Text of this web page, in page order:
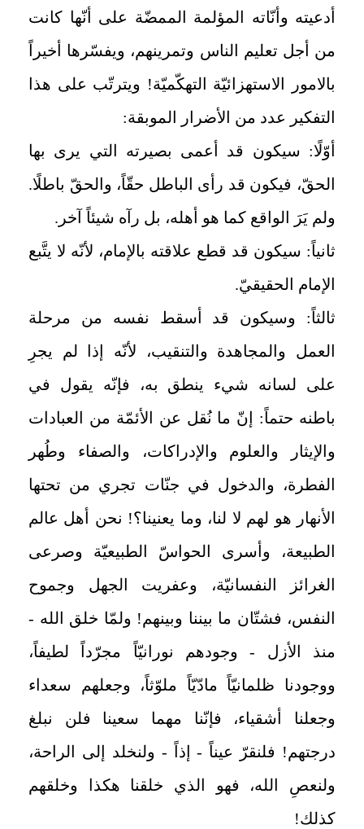
أدعيته وأنّاته المؤلمة الممضّة على أنّها كانت
من أجل تعليم الناس وتمرينهم، ويفسّرها أخيراً
بالامور الاستهزائيّة التهكّميّة! ويترتّب على هذا
التفكير عدد من الأضرار الموبقة:
أوّلًا: سيكون قد أعمى بصيرته التي يرى بها
الحقّ، فيكون قد رأى الباطل حقّاً، والحقّ باطلًا.
ولم يَرَ الواقع كما هو أهله، بل رآه شيئاً آخر.
ثانياً: سيكون قد قطع علاقته بالإمام، لأنّه لا يتَّبع
الإمام الحقيقيّ.
ثالثاً: وسيكون قد أسقط نفسه من مرحلة
العمل والمجاهدة والتنقيب، لأنّه إذا لم يجرِ
على لسانه شي‏ء ينطق به، فإنّه يقول في
باطنه حتماً: إنّ ما نُقل عن الأئمّة من العبادات
والإيثار والعلوم والإدراكات، والصفاء وطُهر
الفطرة، والدخول في جنّات تجري من تحتها
الأنهار هو لهم لا لنا، وما يعنينا؟! نحن أهل عالم
الطبيعة، وأسرى الحواسّ الطبيعيّة وصرعى
الغرائز النفسانيّة، وعفريت الجهل وجموح
النفس، فشتّان ما بيننا وبينهم! ولمّا خلق الله -
منذ الأزل - وجودهم نورانيّاً مجرّداً لطيفاً،
ووجودنا ظلمانيّاً مادّيّاً ملوّثاً، وجعلهم سعداء
وجعلنا أشقياء، فإنّنا مهما سعينا فلن نبلغ
درجتهم! فلنقرّ عيناً - إذاً - ولنخلد إلى الراحة،
ولنعصِ الله، فهو الذي خلقنا هكذا وخلقهم
كذلك!